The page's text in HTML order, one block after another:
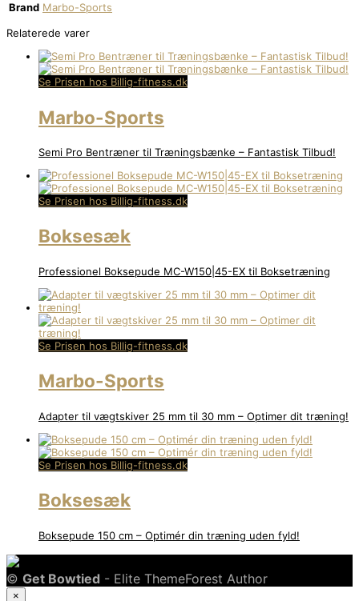
Brand Marbo-Sports
Relaterede varer
Se Prisen hos Billig-fitness.dk
Marbo-Sports
Semi Pro Bentræner til Træningsbænke – Fantastisk Tilbud!
Se Prisen hos Billig-fitness.dk
Boksesæk
Professionel Boksepude MC-W150|45-EX til Boksetræning
Se Prisen hos Billig-fitness.dk
Marbo-Sports
Adapter til vægtskiver 25 mm til 30 mm – Optimer dit træning!
Se Prisen hos Billig-fitness.dk
Boksesæk
Boksepude 150 cm – Optimér din træning uden fyld!
© Get Bowtied - Elite ThemeForest Author
×